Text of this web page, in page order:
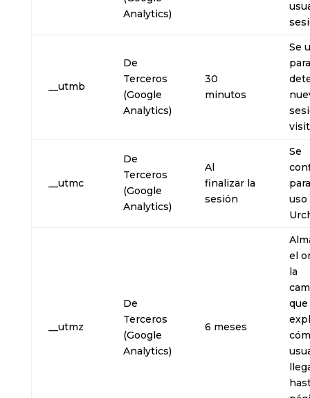
Analytics)
__utmb
De
Terceros
(Google
Analytics)
30
minutos
Se
para
__utmc
De
Terceros
(Google
Analytics)
Al
finalizar la
sesión
Se
uso
__utmz
De
Terceros
(Google
Analytics)
6 meses
el
la
que